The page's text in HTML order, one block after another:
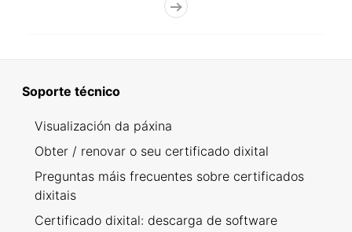
Soporte técnico
Visualización da páxina
Obter / renovar o seu certificado dixital
Preguntas máis frecuentes sobre certificados
dixitais
Certificado dixital: descarga de software